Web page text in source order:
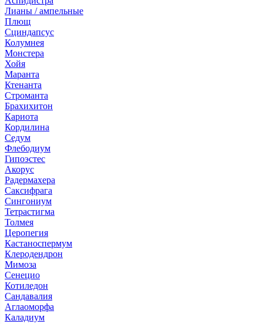
Лианы / ампельные
Плющ
Сциндапсус
Колумнея
Монстера
Хойя
Маранта
Ктенанта
Строманта
Брахихитон
Кариота
Кордилина
Седум
Флебодиум
Гипоэстес
Акорус
Радермахера
Саксифрага
Сингониум
Тетрастигма
Толмея
Церопегия
Кастаноспермум
Клеродендрон
Мимоза
Сенецио
Котиледон
Сандавалия
Аглаоморфа
Каладиум